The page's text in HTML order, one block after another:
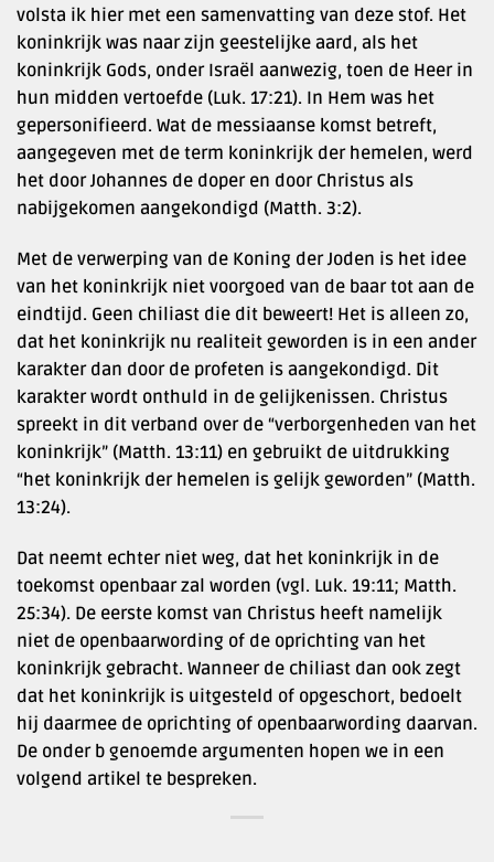
volsta ik hier met een samenvatting van deze stof. Het
koninkrijk was naar zijn geestelijke aard, als het
koninkrijk Gods, onder Israël aanwezig, toen de Heer in
hun midden vertoefde (Luk. 17:21). In Hem was het
gepersonifieerd. Wat de messiaanse komst betreft,
aangegeven met de term koninkrijk der hemelen, werd
het door Johannes de doper en door Christus als
nabijgekomen aangekondigd (Matth. 3:2).
Met de verwerping van de Koning der Joden is het idee
van het koninkrijk niet voorgoed van de baar tot aan de
eindtijd. Geen chiliast die dit beweert! Het is alleen zo,
dat het koninkrijk nu realiteit geworden is in een ander
karakter dan door de profeten is aangekondigd. Dit
karakter wordt onthuld in de gelijkenissen. Christus
spreekt in dit verband over de “verborgenheden van het
koninkrijk” (Matth. 13:11) en gebruikt de uitdrukking
“het koninkrijk der hemelen is gelijk geworden” (Matth.
13:24).
Dat neemt echter niet weg, dat het koninkrijk in de
toekomst openbaar zal worden (vgl. Luk. 19:11; Matth.
25:34). De eerste komst van Christus heeft namelijk
niet de openbaarwording of de oprichting van het
koninkrijk gebracht. Wanneer de chiliast dan ook zegt
dat het koninkrijk is uitgesteld of opgeschort, bedoelt
hij daarmee de oprichting of openbaarwording daarvan.
De onder b genoemde argumenten hopen we in een
volgend artikel te bespreken.